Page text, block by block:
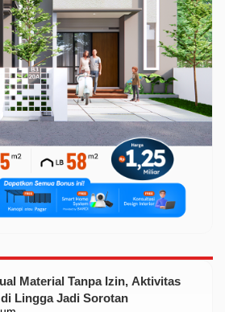
Material Tanpa Izin, Aktivitas
Lingga Jadi Sorotan